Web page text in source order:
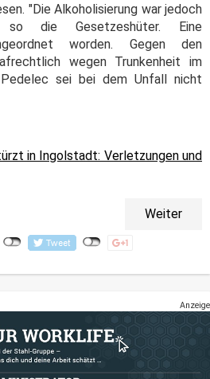
"Die Alkoholisierung war jedoch
so die Gesetzeshüter. Eine
worden. Gegen den
wegen Trunkenheit im
sei bei dem Unfall nicht
in Ingolstadt: Verletzungen und
Weiter
Anzeige